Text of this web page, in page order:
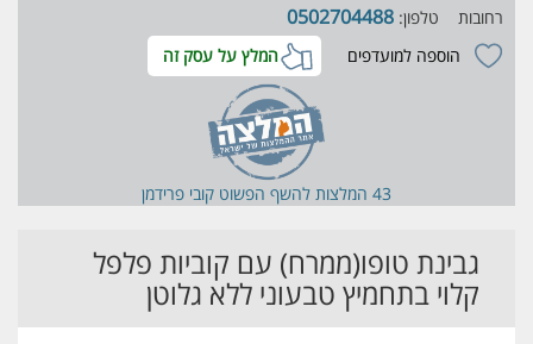
רחובות טלפון: 0502704488
הוספה למועדפים המלץ על עסק זה
43 המלצות ל השף הפשוט קובי פרידמן
גבינת טופו(ממרח) עם קוביות פלפל
קלוי בתחמיץ טבעוני ללא גלוטן